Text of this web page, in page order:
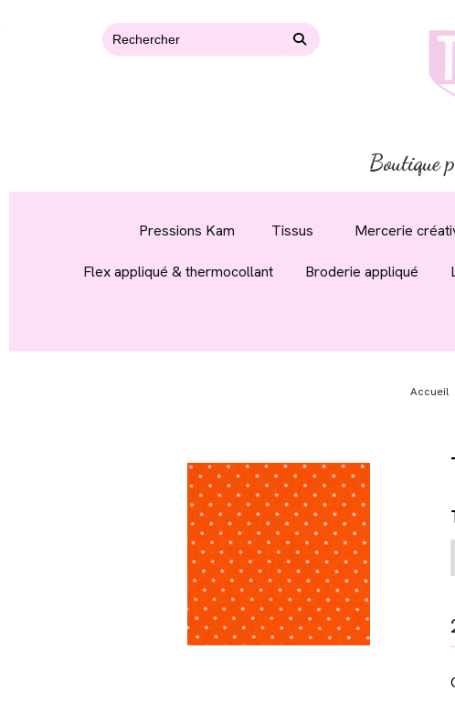
Boutique
Pressions Kam Tissus Mercerie
Flex appliqué & thermocollant Broderie appliqué
Accueil